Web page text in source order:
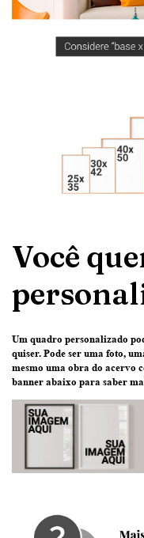
Você
Um quadro personalizado
quiser. Pode ser uma foto,
mesmo uma obra do acervo
banner abaixo para saber